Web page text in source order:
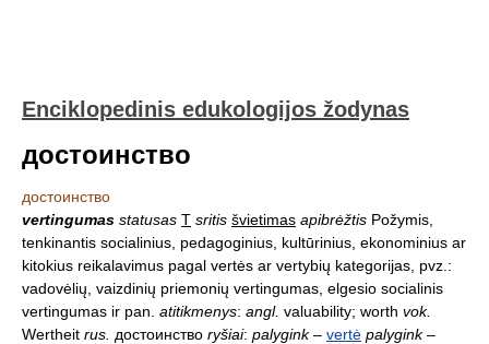
Enciklopedinis edukologijos žodynas
достоинство
достоинство
vertingumas statusas T sritis švietimas apibrėžtis Požymis,
tenkinantis socialinius, pedagoginius, kultūrinius, ekonominius ar
kitokius reikalavimus pagal vertės ar vertybių kategorijas, pvz.:
vadovėlių, vaizdinių priemonių vertingumas, elgesio socialinis
vertingumas ir pan. atitikmenys: angl. valuability; worth vok.
Wertheit rus. достоинство ryšiai: palygink– vertė palygink–